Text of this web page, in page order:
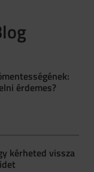
érdemes?
kérheted vissza